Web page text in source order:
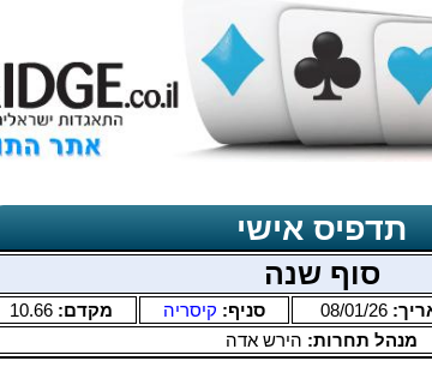
תדפיס אישי
סוף שנה
08/01/26 סניף: קיסריה מקדם:10.66
מנהל תחרות: הירש אדה